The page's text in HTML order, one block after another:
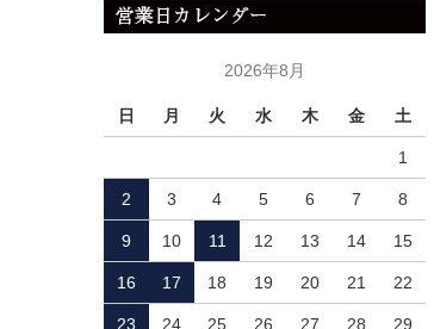
2026年8月
日 月 火 水 木 金 土
1
2 3 4 5 6 7 8
9 10 11 12 13 14 15
16 17 18 19 20 21 22
23 24 25 26 27 28 29